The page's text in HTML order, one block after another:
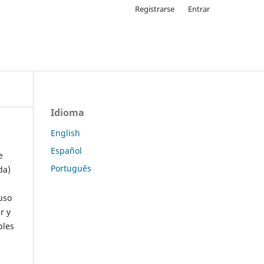
Registrarse Entrar
y
Idioma
English
Español
Português